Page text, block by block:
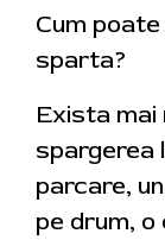
Cum
sparta?
Exista mai
spargerea
parcare,
pe drum, o